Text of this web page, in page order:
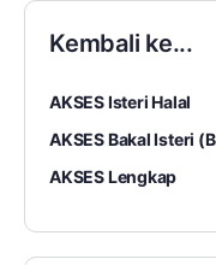
Kembali ke...
AKSES Isteri Halal
AKSES Bakal Isteri
AKSES Lengkap